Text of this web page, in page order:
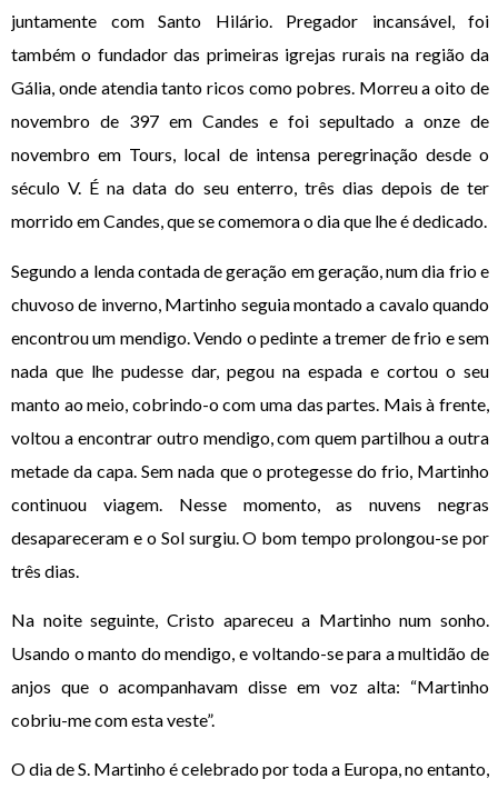
juntamente com Santo Hilário. Pregador incansável, foi
também o fundador das primeiras igrejas rurais na região da
Gália, onde atendia tanto ricos como pobres. Morreu a oito de
novembro de 397 em Candes e foi sepultado a onze de
novembro em Tours, local de intensa peregrinação desde o
século V. É na data do seu enterro, três dias depois de ter
morrido em Candes, que se comemora o dia que lhe é dedicado.
Segundo a lenda contada de geração em geração, num dia frio e
chuvoso de inverno, Martinho seguia montado a cavalo quando
encontrou um mendigo. Vendo o pedinte a tremer de frio e sem
nada que lhe pudesse dar, pegou na espada e cortou o seu
manto ao meio, cobrindo-o com uma das partes. Mais à frente,
voltou a encontrar outro mendigo, com quem partilhou a outra
metade da capa. Sem nada que o protegesse do frio, Martinho
continuou viagem. Nesse momento, as nuvens negras
desapareceram e o Sol surgiu. O bom tempo prolongou-se por
três dias.
Na noite seguinte, Cristo apareceu a Martinho num sonho.
Usando o manto do mendigo, e voltando-se para a multidão de
anjos que o acompanhavam disse em voz alta: “Martinho
cobriu-me com esta veste”.
O dia de S. Martinho é celebrado por toda a Europa, no entanto,